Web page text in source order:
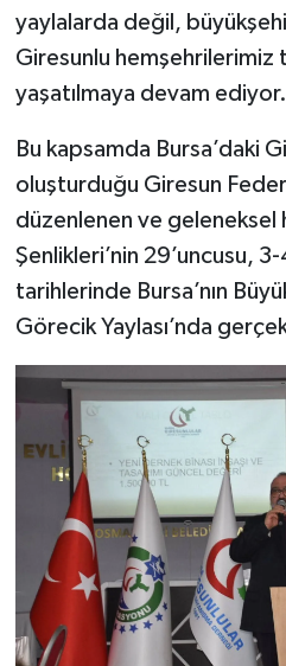
yaylalarda değil,
Giresunlu hemşehrilerimiz
yaşatılmaya devam ediyor.
Bu kapsamda Bursa’daki
oluşturduğu Giresun
düzenlenen ve
Şenlikleri’nin 29’uncusu,
tarihlerinde Bursa’nın
Görecik Yaylası’nda